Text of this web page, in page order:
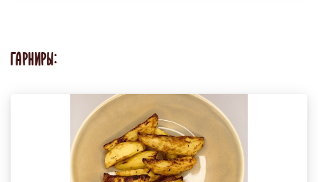
ГАРНИРЫ: